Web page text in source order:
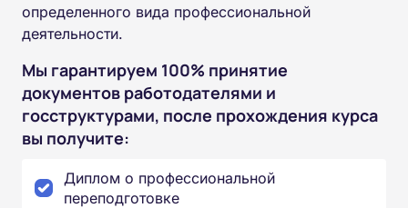
определенного вида профессиональной
деятельности.
Мы гарантируем 100% принятие
документов работодателями и
госструктурами, после прохождения курса
вы получите:
Диплом о профессиональной
переподготовке